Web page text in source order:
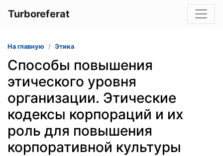
Turboreferat
На главную Этика
Способы повышения
этического уровня
организации. Этические
кодексы корпораций и их
роль для повышения
корпоративной культуры